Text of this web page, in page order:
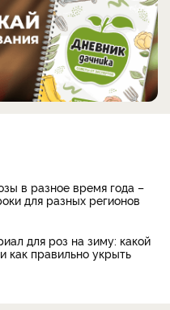
в разное время года –
для разных регионов
для роз на зиму: какой
как правильно укрыть